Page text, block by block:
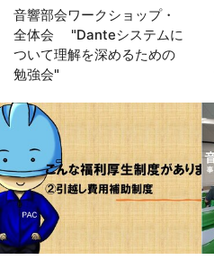
音響部会ワークショップ・
全体会 "Danteシステムに
ついて理解を深めるための
勉強会"